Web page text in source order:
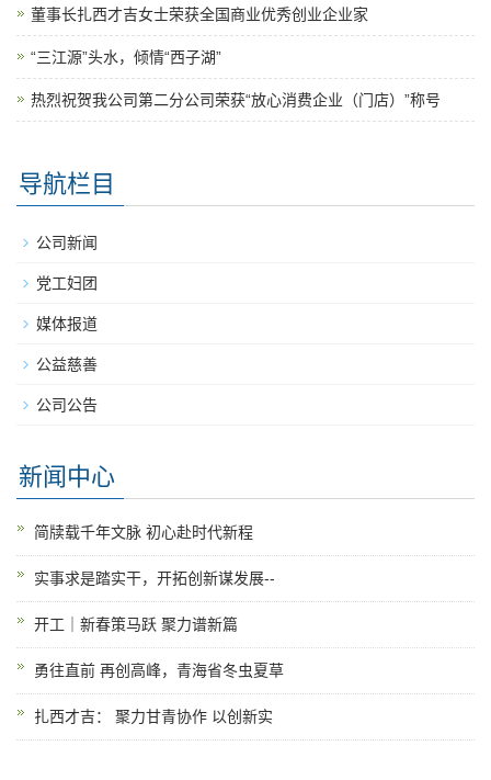
董事长扎西才吉女士荣获全国商业优秀创业企业家
“三江源”头水，倾情“西子湖”
热烈祝贺我公司第二分公司荣获“放心消费企业（门店）”称号
导航栏目
公司新闻
党工妇团
媒体报道
公益慈善
公司公告
新闻中心
简牍载千年文脉 初心赴时代新程
实事求是踏实干，开拓创新谋发展--
开工｜新春策马跃 聚力谱新篇
勇往直前 再创高峰，青海省冬虫夏草
扎西才吉： 聚力甘青协作 以创新实